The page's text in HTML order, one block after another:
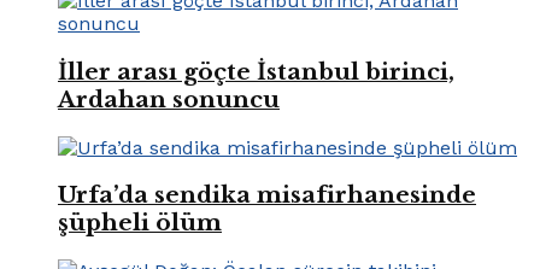
İller arası göçte İstanbul birinci,
Ardahan sonuncu
Urfa’da sendika misafirhanesinde
şüpheli ölüm